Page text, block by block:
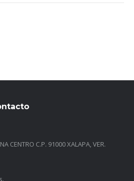
CENTRO C.P. 91000 XALAPA, VER.